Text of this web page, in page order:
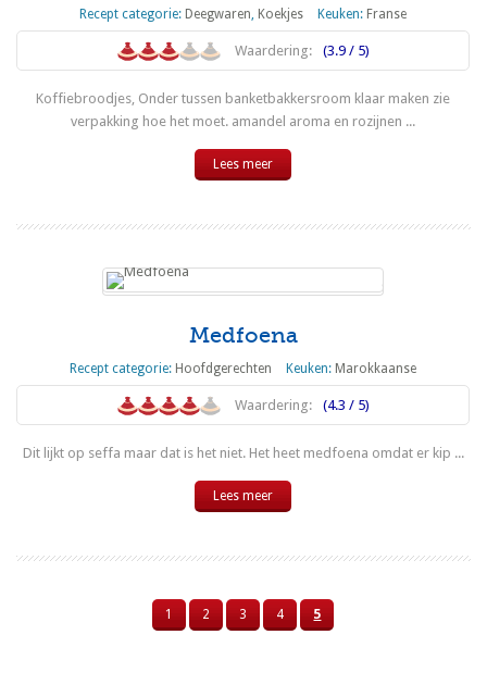
Recept categorie: Deegwaren, Koekjes Keuken: Franse
Waardering: (3.9 / 5)
Koffiebroodjes, Onder tussen banketbakkersroom klaar maken zie
verpakking hoe het moet. amandel aroma en rozijnen ...
Lees meer
Medfoena
Recept categorie: Hoofdgerechten Keuken: Marokkaanse
Waardering: (4.3 / 5)
Dit lijkt op seffa maar dat is het niet. Het heet medfoena omdat er kip ...
Lees meer
1 2 3 4 5